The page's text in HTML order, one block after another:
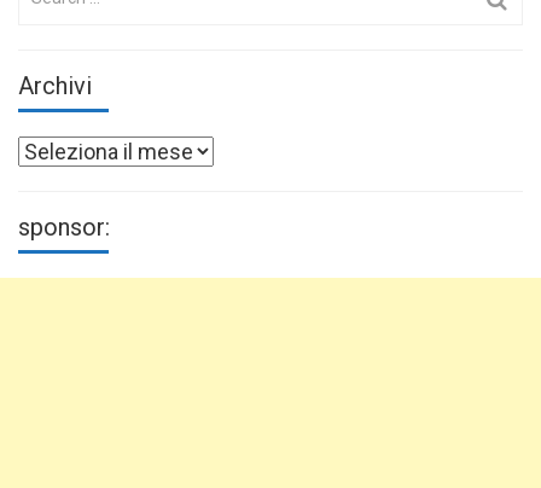
Archivi
Archivi
sponsor: